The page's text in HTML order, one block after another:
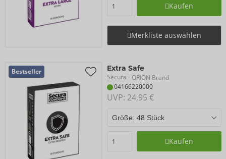
Kaufen
Merkliste auswählen
Bestseller Extra Safe
Secura - ORION Brand
04166220000
UVP: 24,95 €
Kaufen